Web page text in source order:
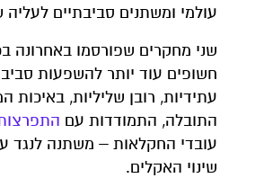
עולמי ומשתנים סביבתיים לעליה של כמעט 300 אחוז במחירי
חשופים עוד יותר להשפעות
עתידיות, רובן שליליות,
התובלה, התמודדות עם
עובדי החקלאות – משתנה לנגד
שינוי האקלים.